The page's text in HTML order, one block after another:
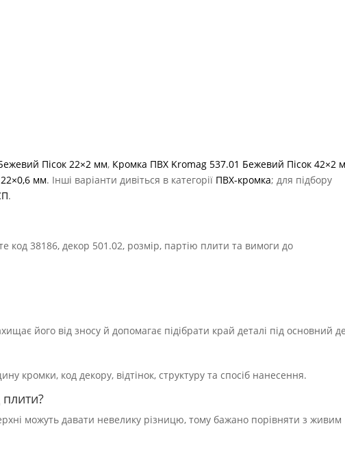
Пісок 22×2 мм, Кромка ПВХ Kromag 537.01 Бежевий Пісок 42×2
мм. Інші варіанти дивіться в категорії ПВХ-кромка; для підбору
.
код 38186, декор 501.02, розмір, партію плити та вимоги до
його від зносу й допомагає підібрати край деталі під основний
кромки, код декору, відтінок, структуру та спосіб нанесення.
плити?
можуть давати невелику різницю, тому бажано порівняти з живим